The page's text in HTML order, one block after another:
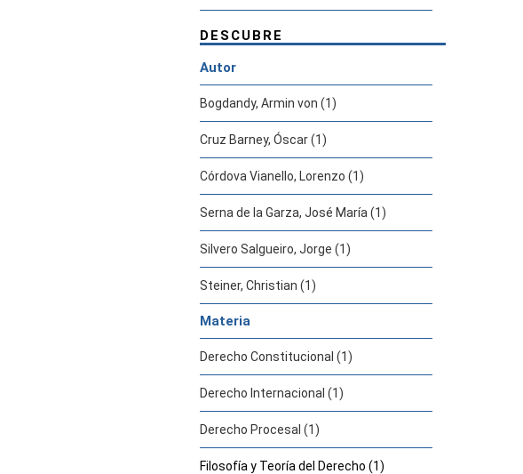
DESCUBRE
Autor
Bogdandy, Armin von (1)
Cruz Barney, Óscar (1)
Córdova Vianello, Lorenzo (1)
Serna de la Garza, José María (1)
Silvero Salgueiro, Jorge (1)
Steiner, Christian (1)
Materia
Derecho Constitucional (1)
Derecho Internacional (1)
Derecho Procesal (1)
Filosofía y Teoría del Derecho (1)